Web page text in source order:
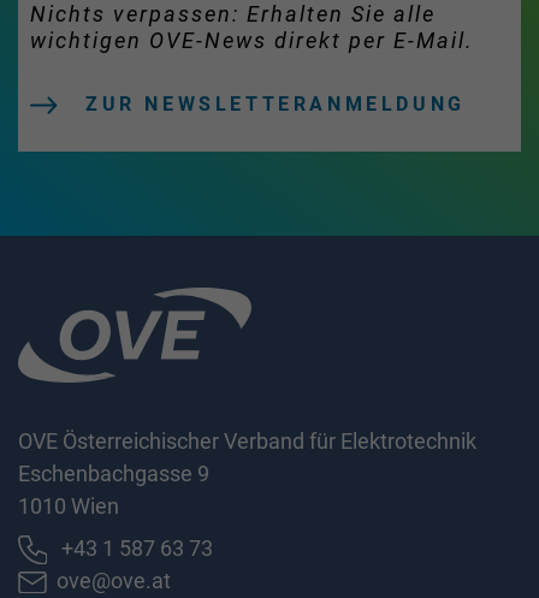
Nichts verpassen: Erhalten Sie alle
wichtigen OVE-News direkt per E-Mail.
ZUR NEWSLETTERANMELDUNG
OVE Österreichischer Verband für Elektrotechnik
Eschenbachgasse 9
1010 Wien
+43 1 587 63 73
ove@ove.at